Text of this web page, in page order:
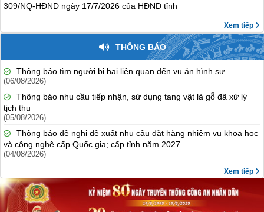
309/NQ-HĐND ngày 17/7/2026 của HĐND tỉnh
Xem tiếp
THÔNG BÁO
Thông báo tìm người bị hại liên quan đến vụ án hình sự
(06/08/2026)
Thông báo nhu cầu tiếp nhận, sử dụng tang vật là gỗ đã xử lý
tịch thu
(05/08/2026)
Thông báo đề nghị đề xuất nhu cầu đặt hàng nhiệm vụ khoa học
và công nghệ cấp Quốc gia; cấp tỉnh năm 2027
(04/08/2026)
Xem tiếp